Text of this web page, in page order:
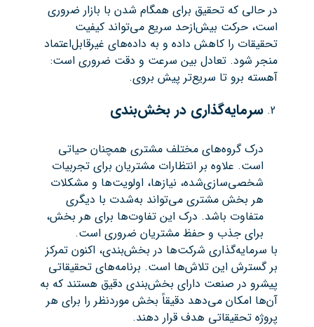
در حالی که تحقیق برای همگام شدن با بازار ضروری
است، حرکت بیش‌ازحد سریع می‌تواند کیفیت
تحقیقات را کاهش داده و به داده‌های غیرقابل‌اعتماد
منجر شود. تعادل بین سرعت و دقت ضروری است:
آهسته برو تا سریع‌تر پیش بروی.
سرمایه‌گذاری در بخش‌بندی
درک گروه‌های مختلف مشتری همچنان حیاتی
است. علاوه بر انتظارات مشتریان برای تجربیات
شخصی‌سازی‌شده، نیازها، اولویت‌ها و مشکلات
هر بخش مشتری می‌تواند به‌شدت با دیگری
متفاوت باشد. درک این تفاوت‌ها برای هر بخش،
برای جذب و حفظ مشتریان ضروری است.
با سرمایه‌گذاری شرکت‌ها در بخش‌بندی، اکنون تمرکز
بر گسترش این تلاش‌ها است. برنامه‌های تحقیقاتی
پیشرو در صنعت دارای بخش‌بندی دقیق هستند که به
آن‌ها امکان می‌دهد دقیقاً بخش موردنظر را برای هر
پروژه تحقیقاتی هدف قرار دهند.